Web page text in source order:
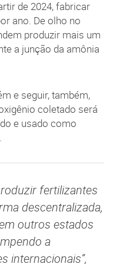
de 2024, fabricar
ano. De olho no
produzir mais um
a junção da amônia
e seguir, também,
coletado será
e usado como
fertilizantes
descentralizada,
outros estados
a
internacionais”,